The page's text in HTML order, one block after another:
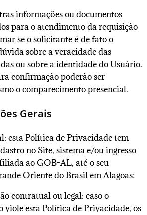
informações ou documentos
para o atendimento da requisição
se o solicitante é de fato o
sobre a veracidade das
ou sobre a identidade do Usuário.
confirmação poderão ser
o comparecimento presencial.
Gerais
esta Política de Privacidade tem
no Site, sistema e/ou ingresso
ao GOB-AL, até o seu
Oriente do Brasil em Alagoas;
contratual ou legal: caso o
viole esta Política de Privacidade, os